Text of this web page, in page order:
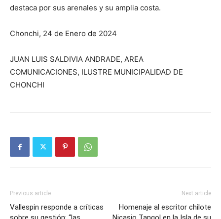
destaca por sus arenales y su amplia costa.
Chonchi, 24 de Enero de 2024
JUAN LUIS SALDIVIA ANDRADE, AREA
COMUNICACIONES, ILUSTRE MUNICIPALIDAD DE
CHONCHI
Previous article
Vallespin responde a críticas
Next article
Homenaje al escritor chilote